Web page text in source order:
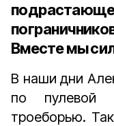
Вместе мы
В наши дни
по пулевой
троеборью.